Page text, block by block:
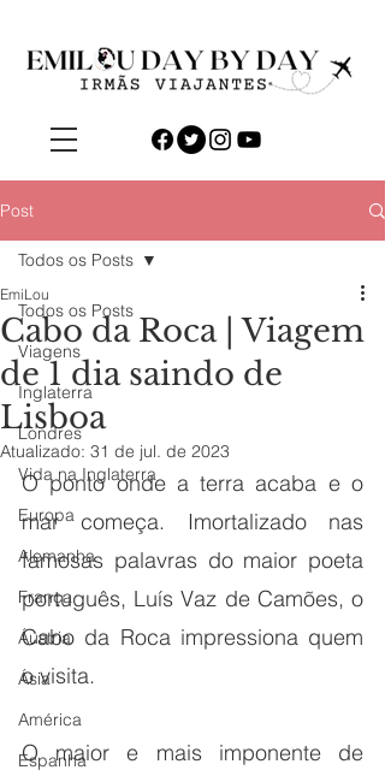
Post
Todos os Posts
Viagens
Inglaterra
Londres
Vida na Inglaterra
Europa
Alemanha
França
Áustria
Ásia
América
Espanha
Todos os Posts
Cabo da Roca | Viagem
de 1 dia saindo de
Lisboa
EmiLou
Atualizado: 31 de jul. de 2023
O ponto onde a terra acaba e o
mar começa. Imortalizado nas
famosas palavras do maior poeta
português, Luís Vaz de Camões, o
Cabo da Roca impressiona quem
o visita.
O maior e mais imponente de